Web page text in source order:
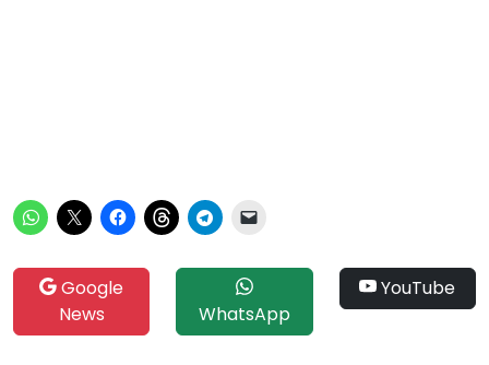
Google
News
WhatsApp
YouTube